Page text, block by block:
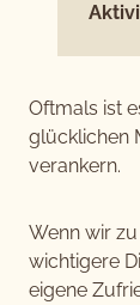
Oftmals ist
glücklichen
verankern.
Wenn wir
wichtigere
eigene